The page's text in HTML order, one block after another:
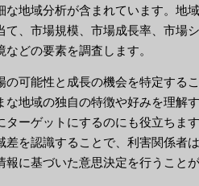
地域分析が含まれています。地
、市場規模、市場成長率、市場
どの要素を調査します。
可能性と成長の機会を特定する
地域の独自の特徴や好みを理解
ーゲットにするのにも役立ちま
を認識することで、利害関係者
に基づいた意思決定を行うこと